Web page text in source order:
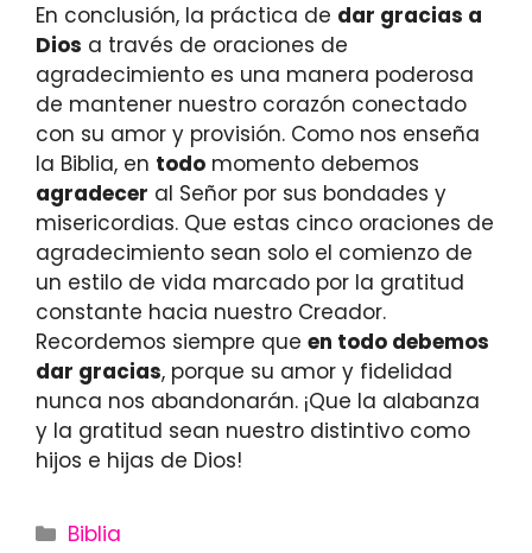
En conclusión, la práctica de dar gracias a
Dios a través de oraciones de
agradecimiento es una manera poderosa
de mantener nuestro corazón conectado
con su amor y provisión. Como nos enseña
la Biblia, en todo momento debemos
agradecer al Señor por sus bondades y
misericordias. Que estas cinco oraciones de
agradecimiento sean solo el comienzo de
un estilo de vida marcado por la gratitud
constante hacia nuestro Creador.
Recordemos siempre que en todo debemos
dar gracias, porque su amor y fidelidad
nunca nos abandonarán. ¡Que la alabanza
y la gratitud sean nuestro distintivo como
hijos e hijas de Dios!
Categories
Biblia